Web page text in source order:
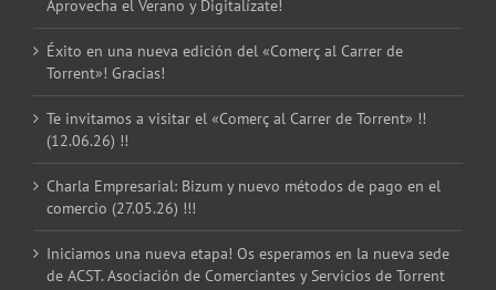
Aprovecha el Verano y Digitalízate!
Éxito en una nueva edición del «Comerç al Carrer de
Torrent»! Gracias!
Te invitamos a visitar el «Comerç al Carrer de Torrent» !!
(12.06.26) !!
Charla Empresarial: Bizum y nuevo métodos de pago en el
comercio (27.05.26) !!!
Iniciamos una nueva etapa! Os esperamos en la nueva sede
de ACST. Asociación de Comerciantes y Servicios de Torrent